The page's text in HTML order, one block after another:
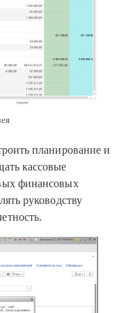
планирование и
кассовые
финансовых
руководству